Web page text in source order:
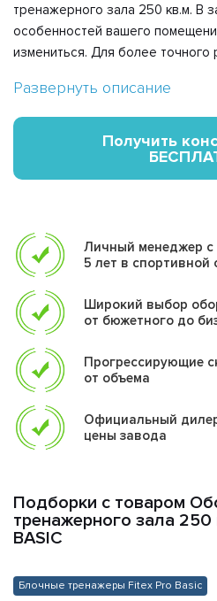
тренажерного зала 250 кв.м. В
особенностей вашего
измениться. Для более точного
Гиперэкстензия горизонтальная
Fitex Pro Basic FTX-FB94
Скамейка пресса регулируемая
Fitex Pro Basic FTX-FB37
0005346677
Стойка турник-брусья-пресс
1750370615
Скамейка горизонтальная Fitex
Скамейка регулируемая Fitex
Pro Basic FTX-FB39
Рамка для приседаний с
Развернуть описание
Получить
Личный менеджер с
5 лет в спортивной
Широкий выбор
от бюжетного до
Прогрессирующие
от объема
Официальный
цены завода
Подборки с товаром
тренажерного зала 250
BASIC
Блочные тренажеры Fitex Pro Basic